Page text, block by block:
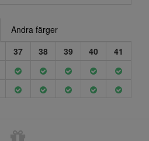
Andra färger
37 38 39 40
41